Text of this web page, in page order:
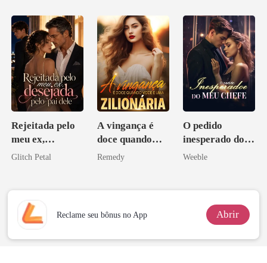
Rejeitada pelo
meu ex,
desejada pelo
Glitch Petal
A vingança é
doce quando
você é uma
Remedy
O pedido
inesperado do
meu chefe
Weeble
Reclame seu bônus no App Abrir